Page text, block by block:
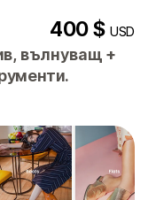
400 $USD
вълнуващ +